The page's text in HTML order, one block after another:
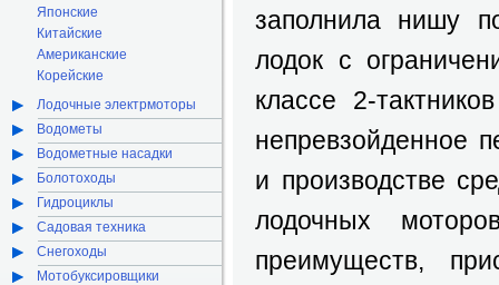
заполнила нишу
лодок с
классе 2-
непревзойденное
и производстве
лодочных
преимуществ,
Японские
Китайские
Американские
Корейские
Лодочные электрмоторы
Водометы
Водометные насадки
Болотоходы
Гидроциклы
Садовая техника
Снегоходы
Мотобуксировщики